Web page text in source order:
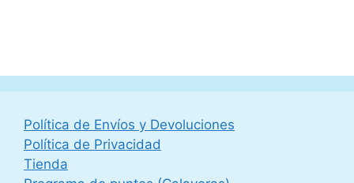
Política de Envíos y Devoluciones
Política de Privacidad
Tienda